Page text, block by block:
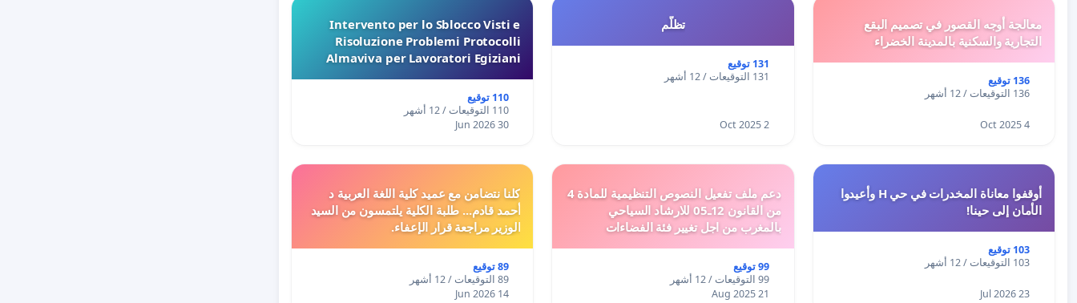
معالجة أوجه القصور في تصميم البقع
التجارية والسكنية بالمدينة الخضراء
136 توقيع
136 التوقيعات / 12 أشهر
4 Oct 2025
تظلّم
131 توقيع
131 التوقيعات / 12 أشهر
2 Oct 2025
Intervento per lo Sblocco Visti e
Risoluzione Problemi Protocolli
Almaviva per Lavoratori Egiziani
110 توقيع
110 التوقيعات / 12 أشهر
30 Jun 2026
أوقفوا معاناة المخدرات في حي H وأعيدوا
الأمان إلى حينا!
103 توقيع
103 التوقيعات / 12 أشهر
23 Jul 2026
دعم ملف تفعيل النصوص التنظيمية للمادة 4
من القانون 12ـ05 للارشاد السياحي
بالمغرب من اجل تغيير فئة الفضاءات
99 توقيع
99 التوقيعات / 12 أشهر
21 Aug 2025
كلنا نتضامن مع عميد كلية اللغة العربية د
أحمد قادم... طلبة الكلية يلتمسون من السيد
الوزير مراجعة قرار الإعفاء.
89 توقيع
89 التوقيعات / 12 أشهر
14 Jun 2026